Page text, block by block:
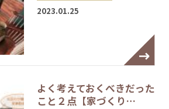
2023.01.25
よく考えておくべきだった
こと２点【家づくり…